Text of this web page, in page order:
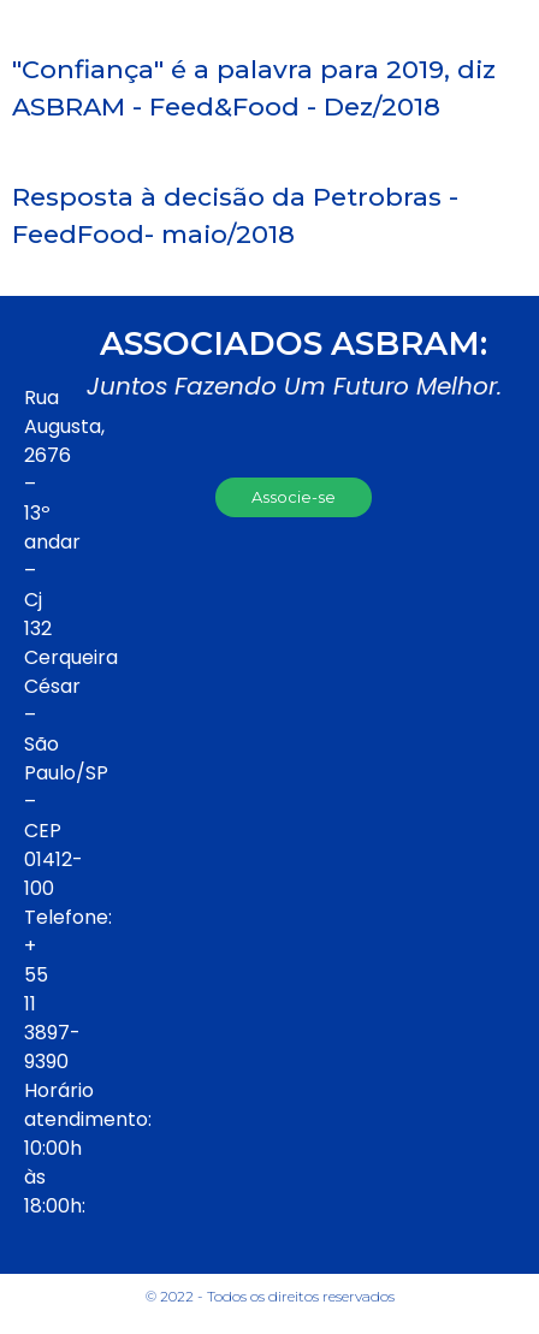
"Confiança" é a palavra para 2019, diz
ASBRAM - Feed&Food - Dez/2018
Resposta à decisão da Petrobras -
FeedFood- maio/2018
Rua
Augusta,
2676
–
13º
andar
–
Cj
132
Cerqueira
César
–
São
Paulo/SP
–
CEP
01412-
100
Telefone:
+
55
11
3897-
9390
Horário
atendimento:
10:00h
às
18:00h:
ASSOCIADOS ASBRAM:
Juntos Fazendo Um Futuro Melhor.
Associe-se
© 2022 - Todos os direitos reservados